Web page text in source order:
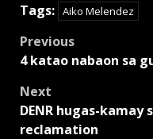
Tags: Aiko Melendez
Post
Previous
4 katao nabaon sa
Next
DENR hugas-kamay
reclamation